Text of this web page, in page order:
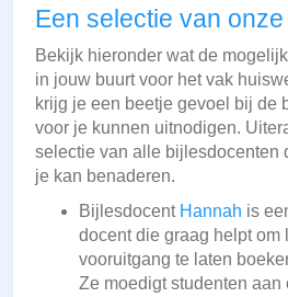
Een selectie van
Bekijk hieronder wat de
in jouw buurt voor het vak
krijg je een beetje gevoel bij de
voor je kunnen uitnodigen.
selectie van alle bijlesdocenten
je kan benaderen.
Bijlesdocent Hannah is
docent die graag helpt om
vooruitgang te laten
Ze moedigt studenten aan